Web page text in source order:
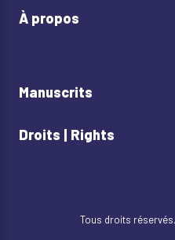
À propos
Manuscrits
Droits | Rights
Tous droits